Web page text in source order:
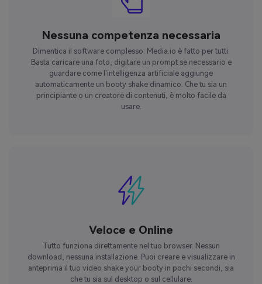
Nessuna competenza necessaria
Dimentica il software complesso: Media.io è fatto per tutti.
Basta caricare una foto, digitare un prompt se necessario e
guardare come l'intelligenza artificiale aggiunge
automaticamente un booty shake dinamico. Che tu sia un
principiante o un creatore di contenuti, è molto facile da
usare.
Veloce e Online
Tutto funziona direttamente nel tuo browser. Nessun
download, nessuna installazione. Puoi creare e visualizzare in
anteprima il tuo video shake your booty in pochi secondi, sia
che tu sia sul desktop o sul cellulare.